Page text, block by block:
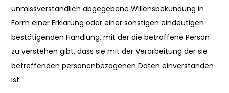
unmissverständlich abgegebene Willensbekundung in
Form einer Erklärung oder einer sonstigen eindeutigen
bestätigenden Handlung, mit der die betroffene Person
zu verstehen gibt, dass sie mit der Verarbeitung der sie
betreffenden personenbezogenen Daten einverstanden
ist.